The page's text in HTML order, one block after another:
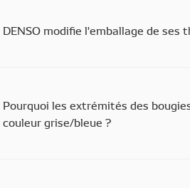
DENSO modifie l'emballage de ses
Pourquoi les extrémités des
couleur grise/bleue ?